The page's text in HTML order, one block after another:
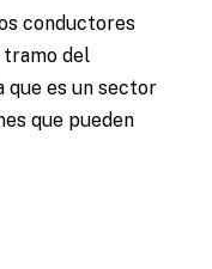
conductores
del
que es un sector
que pueden